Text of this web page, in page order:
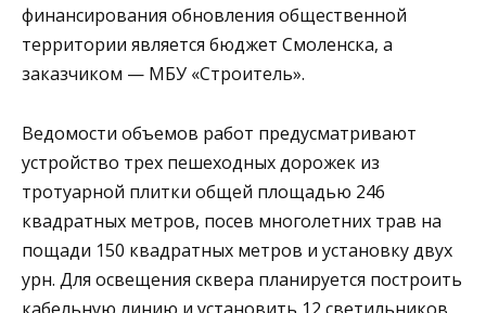
финансирования обновления общественной
территории является бюджет Смоленска, а
заказчиком — МБУ «Строитель».
Ведомости объемов работ предусматривают
устройство трех пешеходных дорожек из
тротуарной плитки общей площадью 246
квадратных метров, посев многолетних трав на
пощади 150 квадратных метров и установку двух
урн. Для освещения сквера планируется построить
кабельную линию и установить 12 светильников